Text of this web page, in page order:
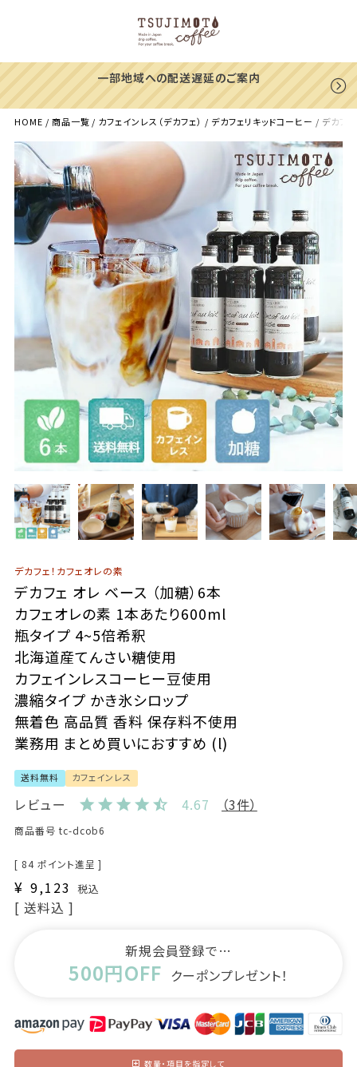
一部地域への配送遅延のご案内
HOME 商品一覧 カフェインレス（デカフェ） デカフェリキッドコーヒー デカフ
デカフェ！カフェオレの素
デカフェ オレ ベース （加糖）6本
カフェオレの素 1本あたり600ml
瓶タイプ 4~5倍希釈
北海道産てんさい糖使用
カフェインレスコーヒー豆使用
濃縮タイプ かき氷シロップ
無着色 高品質 香料 保存料不使用
業務用 まとめ買いにおすすめ (l)
送料無料 カフェインレス
レビュー 4.67 （3件）
商品番号 tc-dcob6
[ 84 ポイント進呈 ]
¥ 9,123 税込
送料込
新規会員登録で…
500円OFF クーポンプレゼント！
数量・項目を指定して